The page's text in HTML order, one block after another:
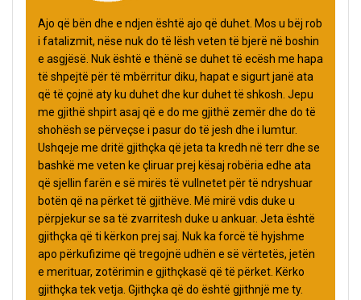
Ajo që bën dhe e ndjen është ajo që duhet. Mos u bëj rob
i fatalizmit, nëse nuk do të lësh veten të bjerë në boshin
e asgjësë. Nuk është e thënë se duhet të ecësh me hapa
të shpejtë për të mbërritur diku, hapat e sigurt janë ata
që të çojnë aty ku duhet dhe kur duhet të shkosh. Jepu
me gjithë shpirt asaj që e do me gjithë zemër dhe do të
shohësh se përveçse i pasur do të jesh dhe i lumtur.
Ushqeje me dritë gjithçka që jeta ta kredh në terr dhe se
bashkë me veten ke çliruar prej kësaj robëria edhe ata
që sjellin farën e së mirës të vullnetet për të ndryshuar
botën që na përket të gjithëve. Më mirë vdis duke u
përpjekur se sa të zvarritesh duke u ankuar. Jeta është
gjithçka që ti kërkon prej saj. Nuk ka forcë të hyjshme
apo përkufizime që tregojnë udhën e së vërtetës, jetën
e merituar, zotërimin e gjithçkasë që të përket. Kërko
gjithçka tek vetja. Gjithçka që do është gjithnjë me ty.